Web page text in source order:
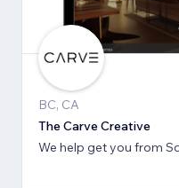
BC, CA
The Carve Creative
We help get you from